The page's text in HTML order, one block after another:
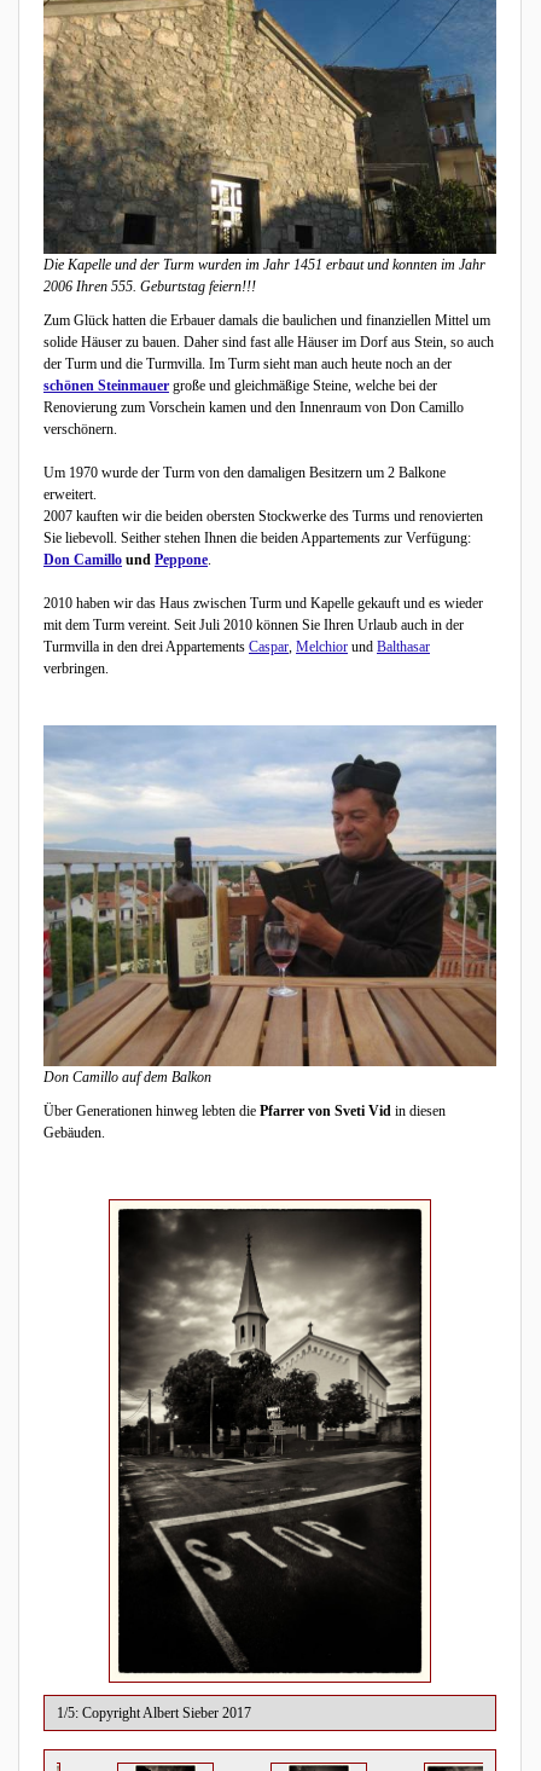
Die Kapelle und der Turm wurden im Jahr 1451 erbaut und konnten im Jahr
2006 Ihren 555. Geburtstag feiern!!!
Zum Glück hatten die Erbauer damals die baulichen und finanziellen Mittel um
solide Häuser zu bauen. Daher sind fast alle Häuser im Dorf aus Stein, so auch
der Turm und die Turmvilla. Im Turm sieht man auch heute noch an der
schönen Steinmauer große und gleichmäßige Steine, welche bei der
Renovierung zum Vorschein kamen und den Innenraum von Don Camillo
verschönern.
Um 1970 wurde der Turm von den damaligen Besitzern um 2 Balkone
erweitert.
2007 kauften wir die beiden obersten Stockwerke des Turms und renovierten
Sie liebevoll. Seither stehen Ihnen die beiden Appartements zur Verfügung:
Don Camillo und Peppone.
2010 haben wir das Haus zwischen Turm und Kapelle gekauft und es wieder
mit dem Turm vereint. Seit Juli 2010 können Sie Ihren Urlaub auch in der
Turmvilla in den drei Appartements Caspar, Melchior und Balthasar
verbringen.
Don Camillo auf dem Balkon
Über Generationen hinweg lebten die Pfarrer von Sveti Vid in diesen
Gebäuden.
1/5: Copyright Albert Sieber 2017